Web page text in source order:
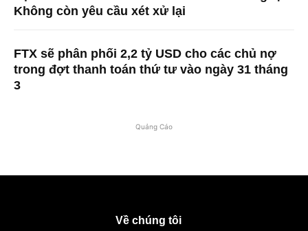
Không còn yêu cầu xét xử lại
FTX sẽ phân phối 2,2 tỷ USD cho các chủ nợ
trong đợt thanh toán thứ tư vào ngày 31 tháng
3
Quảng Cáo
Về chúng tôi